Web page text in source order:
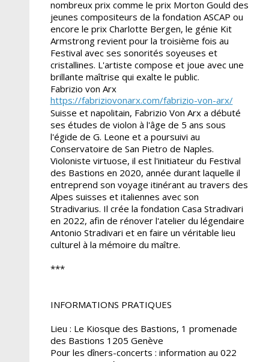
nombreux prix comme le prix Morton Gould des
jeunes compositeurs de la fondation ASCAP ou
encore le prix Charlotte Bergen, le génie Kit
Armstrong revient pour la troisième fois au
Festival avec ses sonorités soyeuses et
cristallines. L'artiste compose et joue avec une
brillante maîtrise qui exalte le public.
Fabrizio von Arx
https://fabriziovonarx.com/fabrizio-von-arx/
Suisse et napolitain, Fabrizio Von Arx a débuté
ses études de violon à l'âge de 5 ans sous
l'égide de G. Leone et a poursuivi au
Conservatoire de San Pietro de Naples.
Violoniste virtuose, il est l'initiateur du Festival
des Bastions en 2020, année durant laquelle il
entreprend son voyage itinérant au travers des
Alpes suisses et italiennes avec son
Stradivarius. Il crée la fondation Casa Stradivari
en 2022, afin de rénover l'atelier du légendaire
Antonio Stradivari et en faire un véritable lieu
culturel à la mémoire du maître.
***
INFORMATIONS PRATIQUES
Lieu : Le Kiosque des Bastions, 1 promenade
des Bastions 1205 Genève
Pour les dîners-concerts : information au 022